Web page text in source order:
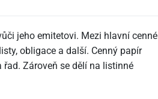
jeho emitetovi. Mezi hlavní cenné
obligace a další. Cenný papír
Zároveň se dělí na listinné